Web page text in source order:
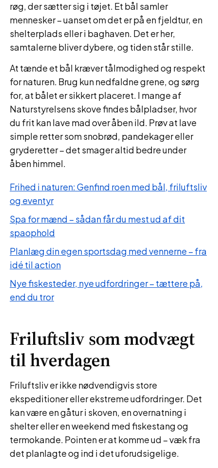
røg, der sætter sig i tøjet. Et bål samler
mennesker – uanset om det er på en fjeldtur, en
shelterplads eller i baghaven. Det er her,
samtalerne bliver dybere, og tiden står stille.
At tænde et bål kræver tålmodighed og respekt
for naturen. Brug kun nedfaldne grene, og sørg
for, at bålet er sikkert placeret. I mange af
Naturstyrelsens skove findes bålpladser, hvor
du frit kan lave mad over åben ild. Prøv at lave
simple retter som snobrød, pandekager eller
gryderetter – det smager altid bedre under
åben himmel.
Frihed i naturen: Genfind roen med bål, friluftsliv
og eventyr
Spa for mænd – sådan får du mest ud af dit
spaophold
Planlæg din egen sportsdag med vennerne – fra
idé til action
Nye fiskesteder, nye udfordringer – tættere på,
end du tror
Friluftsliv som modvægt
til hverdagen
Friluftsliv er ikke nødvendigvis store
ekspeditioner eller ekstreme udfordringer. Det
kan være en gåtur i skoven, en overnatning i
shelter eller en weekend med fiskestang og
termokande. Pointen er at komme ud – væk fra
det planlagte og ind i det uforudsigelige.